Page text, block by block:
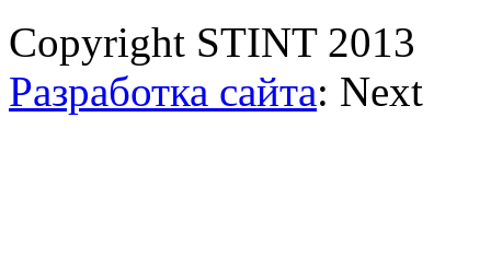
Copyright STINT 2013
Разработка сайта: Next